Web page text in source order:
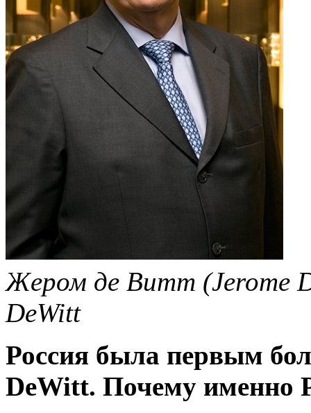
Жером де Витт (Jerome
DeWitt
Россия была первым
DeWitt. Почему именно